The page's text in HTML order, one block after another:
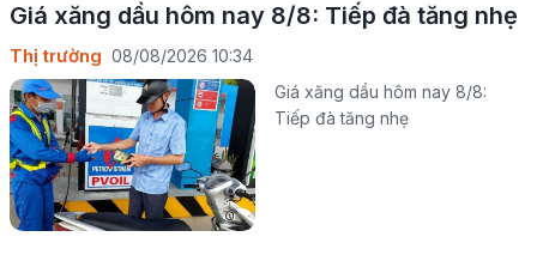
Giá xăng dầu hôm nay 8/8: Tiếp đà tăng nhẹ
Thị trường 08/08/2026 10:34
Giá xăng dầu hôm nay 8/8:
Tiếp đà tăng nhẹ